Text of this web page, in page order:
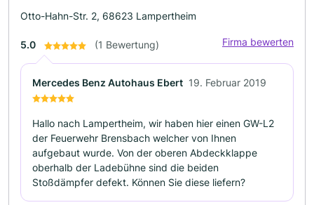
Otto-Hahn-Str. 2, 68623 Lampertheim
5.0 (1 Bewertung) Firma bewerten
Mercedes Benz Autohaus Ebert 19. Februar 2019
Hallo nach Lampertheim, wir haben hier einen GW-L2
der Feuerwehr Brensbach welcher von Ihnen
aufgebaut wurde. Von der oberen Abdeckklappe
oberhalb der Ladebühne sind die beiden
Stoßdämpfer defekt. Können Sie diese liefern?